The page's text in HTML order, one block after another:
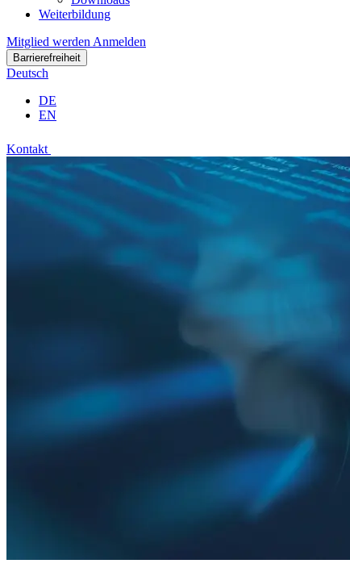
Weiterbildung
Mitglied werden Anmelden
Barrierefreiheit
Deutsch
DE
EN
Kontakt